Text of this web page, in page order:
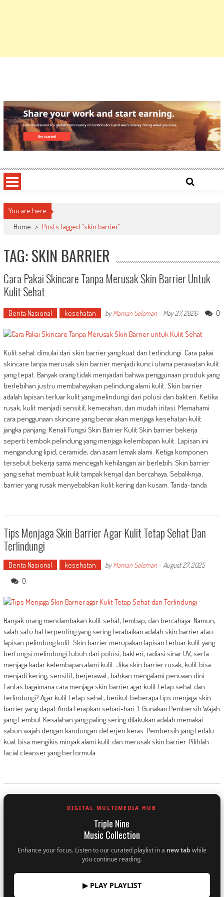
You are here
Home > Posts tagged "skin barrier"
TAG: SKIN BARRIER
Cara Pakai Skincare Tanpa Merusak Skin Barrier Untuk
Kulit Sehat
Berita Nasional kesehatan byMaman Soleman- May 27, 2026 0
Kulit sehat dimulai dari skin barrier yang kuat dan terlindungi. Cara pakai
skincare tanpa merusak skin barrier menjadi kunci utama perawatan kulit
yang tepat. Banyak orang tidak menyadari bahwa penggunaan produk yang
berlebihan justru membahayakan pelindung alami kulit. Skin barrier
adalah lapisan terluar kulit yang melindungi dari polusi dan bakteri. Ketika
rusak, kulit menjadi sensitif, kemerahan, dan mudah iritasi. Memahami
cara penggunaan skincare yang benar akan menjaga kesehatan kulit
jangka panjang. Kenali Fungsi Skin Barrier Kulit Skin barrier bekerja
seperti tembok pelindung yang menjaga kelembapan kulit. Lapisan ini
mengandung lipid, ceramide, dan asam lemak alami. Ketiga komponen
tersebut bekerja sama mencegah kehilangan air berlebih. Skin barrier
yang sehat membuat kulit tampak kenyal dan bercahaya. Sebaliknya,
barrier yang rusak menyebabkan kulit kering dan kusam. Tanda-tanda
Tips Menjaga Skin Barrier Agar Kulit Tetap Sehat Dan
Terlindungi
Berita Nasional kesehatan byMaman Soleman- August 27, 2025
0
Banyak orang mendambakan kulit sehat, lembap, dan bercahaya. Namun,
salah satu hal terpenting yang sering terabaikan adalah skin barrier atau
lapisan pelindung kulit. Skin barrier merupakan lapisan terluar kulit yang
berfungsi melindungi tubuh dari polusi, bakteri, radiasi sinar UV, serta
menjaga kadar kelembapan alami kulit. Jika skin barrier rusak, kulit bisa
menjadi kering, sensitif, berjerawat, bahkan mengalami penuaan dini.
Lantas bagaimana cara menjaga skin barrier agar kulit tetap sehat dan
terlindungi? Agar kulit tetap sehat, berikut beberapa tips menjaga skin
barrier yang dapat Anda terapkan sehari-hari. 1. Gunakan Pembersih Wajah
yang Lembut Kesalahan yang paling sering dilakukan adalah memakai
sabun wajah dengan kandungan deterjen keras. Pembersih yang terlalu
kuat bisa mengikis minyak alami kulit dan merusak skin barrier. Pilihlah
facial cleanser yang berformula
DIGITAL MULTIMEDIA HUB
Triple Nine
Music Collection
Enhance your focus. Listen to our curated playlist in a new tab while
you continue reading.
▶ PLAY PLAYLIST